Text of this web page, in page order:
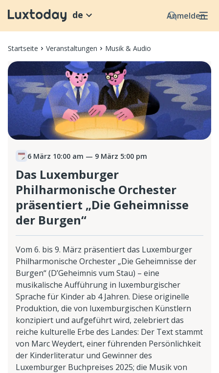
Anmelden
de
Startseite Veranstaltungen Musik & Audio
6 März 10:00 am — 9 März 5:00 pm
Das Luxemburger
Philharmonische Orchester
präsentiert „Die Geheimnisse
der Burgen“
Vom 6. bis 9. März präsentiert das Luxemburger
Philharmonische Orchester „Die Geheimnisse der
Burgen“ (D’Geheimnis vum Stau) – eine
musikalische Aufführung in luxemburgischer
Sprache für Kinder ab 4 Jahren. Diese originelle
Produktion, die von luxemburgischen Künstlern
konzipiert und aufgeführt wird, zelebriert das
reiche kulturelle Erbe des Landes: Der Text stammt
von Marc Weydert, einer führenden Persönlichkeit
der Kinderliteratur und Gewinner des
Luxemburger Buchpreises 2025; die Musik von